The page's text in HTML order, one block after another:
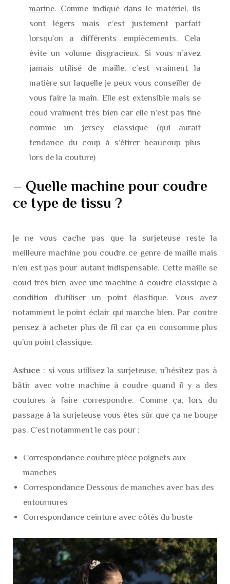
marine. Comme indiqué dans le matériel, ils
sont légers mais c’est justement parfait
lorsqu’on a différents empiècements. Cela
évite un volume disgracieux. Si vous n’avez
jamais utilisé de maille, c’est vraiment la
matière sur laquelle je peux vous conseiller de
vous faire la main. Elle est extensible mais se
coud vraiment très bien car elle n’est pas fine
comme un jersey classique (qui aurait
tendance du coup à s’étirer beaucoup plus
lors de la couture)
– Quelle machine pour coudre
ce type de tissu ?
Je ne vous cache pas que la surjeteuse reste la
meilleure machine pou coudre ce genre de maille mais
n’en est pas pour autant indispensable. Cette maille se
coud très bien avec une machine à coudre classique à
condition d’utiliser un point élastique. Vous avez
notamment le point éclair qui marche bien. Par contre
pensez à acheter plus de fil car ça en consomme plus
qu’un point classique.
Astuce : si vous utilisez la surjeteuse, n’hésitez pas à
bâtir avec votre machine à coudre quand il y a des
coutures à faire correspondre. Comme ça, lors du
passage à la surjeteuse vous êtes sûr que ça ne bouge
pas. C’est notamment le cas pour :
Correspondance couture pièce poignets aux
manches
Correspondance Dessous de manches avec bas des
entournures
Correspondance ceinture avec côtés du buste